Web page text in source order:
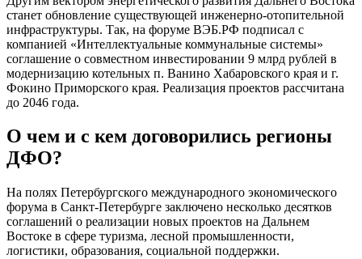
станет обновление существующей инженерно-отопительной
инфраструктуры. Так, на форуме ВЭБ.РФ подписал с
компанией «Интеллектуальные коммунальные системы»
соглашение о совместном инвестировании 9 млрд рублей в
модернизацию котельных п. Ванино Хабаровского края и г.
Фокино Приморского края. Реализация проектов рассчитана
до 2046 года.
О чем и с кем договорились регионы
ДФО?
На полях Петербургского международного экономического
форума в Санкт-Петербурге заключено несколько десятков
соглашений о реализации новых проектов на Дальнем
Востоке в сфере туризма, лесной промышленности,
логистики, образования, социальной поддержки.